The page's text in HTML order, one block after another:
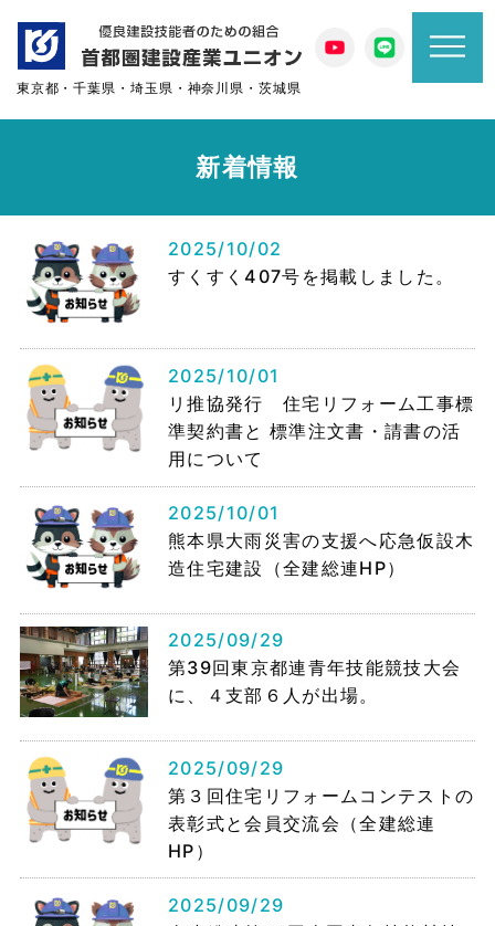
東京都・千葉県・埼玉県・神奈川県・茨城県
新着情報
2025/10/02
すくすく407号を掲載しました。
2025/10/01
リ推協発行 住宅リフォーム工事標
準契約書と 標準注文書・請書の活
用について
2025/10/01
熊本県大雨災害の支援へ応急仮設木
造住宅建設（全建総連HP）
2025/09/29
第39回東京都連青年技能競技大会
に、４支部６人が出場。
2025/09/29
第３回住宅リフォームコンテストの
表彰式と会員交流会（全建総連
HP）
2025/09/29